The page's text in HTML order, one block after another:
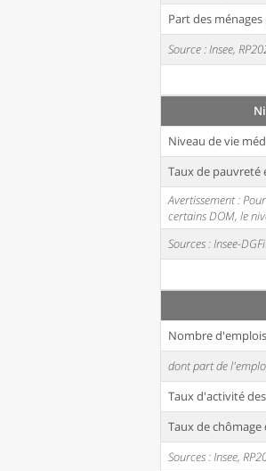
Part des
Source : Insee,
Niveau de vie
Taux de pauvreté
Avertissement :
certains DOM, le
Sources : Insee-
Nombre
dont part de
Taux d'activité
Taux de chômage
Sources : Insee,